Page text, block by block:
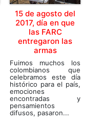
15 de agosto del
2017, día en que
las FARC
entregaron las
armas
Fuimos muchos los
colombianos que
celebramos este día
histórico para el país,
emociones
encontradas y
pensamientos
difusos, pasaron...